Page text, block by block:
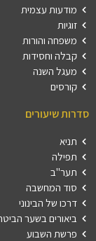
מודעות עצמית
זוגיות
משפחה והורות
קבלה וחסידות
מעגל השנה
קורסים
סדרות שיעורים
תניא
תפילה
תער"ב
סוד המחשבה
דרכו של הבינוני
ביאורים בשער
פרשת השבוע